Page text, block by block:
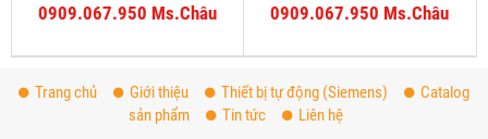
0909.067.950 Ms.Châu 0909.067.950 Ms.Châu
Trang chủ Giới thiệu Thiết bị tự động (Siemens)
Catalog
sản phẩm
Tin tức Liên hệ